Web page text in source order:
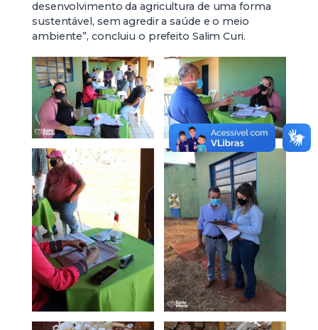
desenvolvimento da agricultura de uma forma
sustentável, sem agredir a saúde e o meio
ambiente”, concluiu o prefeito Salim Curi.